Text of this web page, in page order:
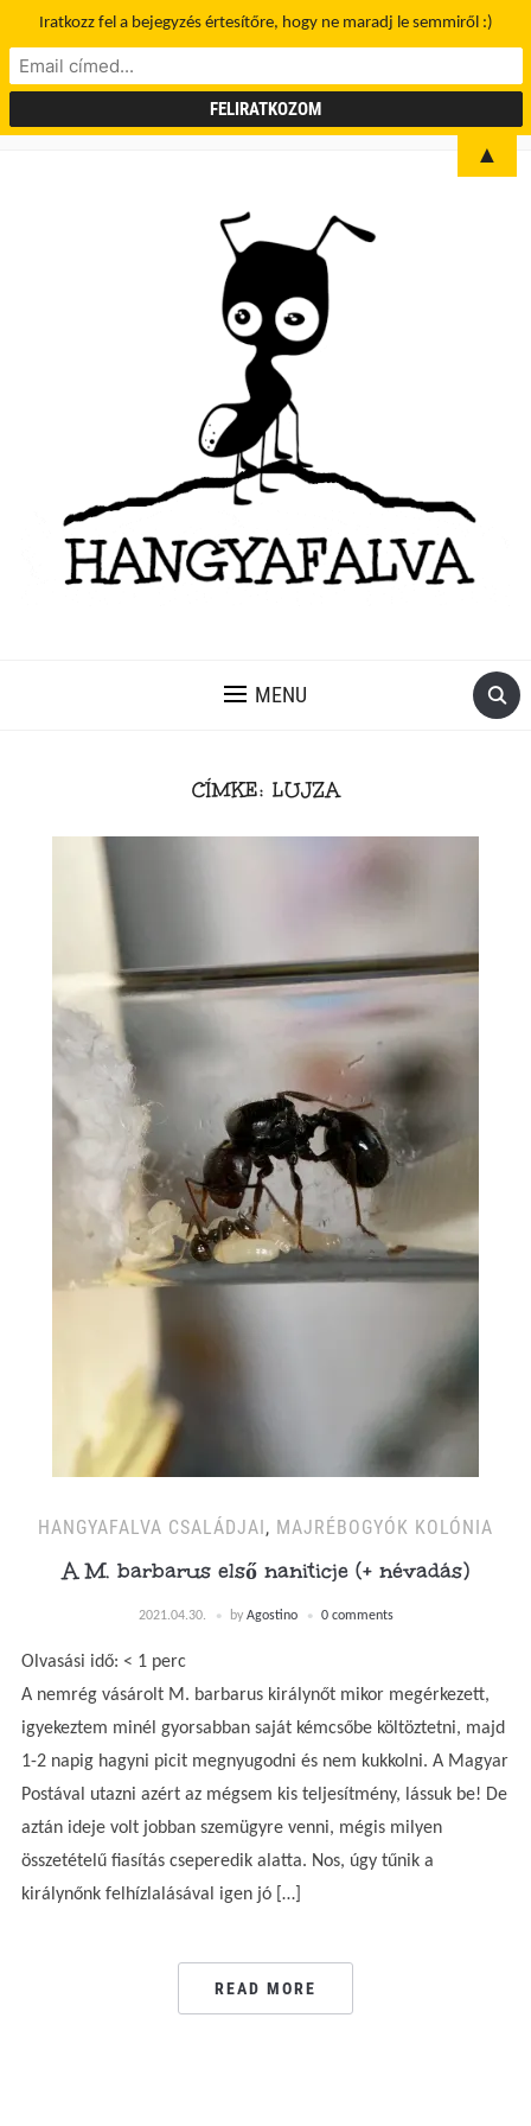
MENU
CÍMKE: LUJZA
HANGYAFALVA CSALÁDJAI, MAJRÉBOGYÓK KOLÓNIA
A M. barbarus első naniticje (+ névadás)
2021.04.30. by Agostino 0 comments
Olvasási idő: < 1 perc
A nemrég vásárolt M. barbarus királynőt mikor megérkezett,
igyekeztem minél gyorsabban saját kémcsőbe költöztetni, majd
1-2 napig hagyni picit megnyugodni és nem kukkolni. A Magyar
Postával utazni azért az mégsem kis teljesítmény, lássuk be! De
aztán ideje volt jobban szemügyre venni, mégis milyen
összetételű fiasítás cseperedik alatta. Nos, úgy tűnik a
királynőnk felhízlalásával igen jó […]
READ MORE
Iratkozz fel a bejegyzés értesítőre, hogy ne maradj le semmiről :)
▲